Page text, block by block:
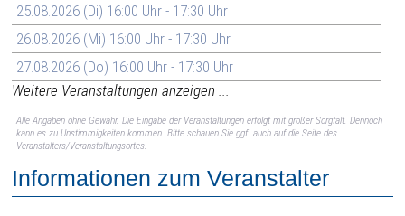
25.08.2026 (Di) 16:00 Uhr - 17:30 Uhr
26.08.2026 (Mi) 16:00 Uhr - 17:30 Uhr
27.08.2026 (Do) 16:00 Uhr - 17:30 Uhr
Weitere Veranstaltungen anzeigen ...
Alle Angaben ohne Gewähr. Die Eingabe der Veranstaltungen erfolgt mit großer Sorgfalt. Dennoch
kann es zu Unstimmigkeiten kommen. Bitte schauen Sie ggf. auch auf die Seite des
Veranstalters/Veranstaltungsortes.
Informationen zum Veranstalter